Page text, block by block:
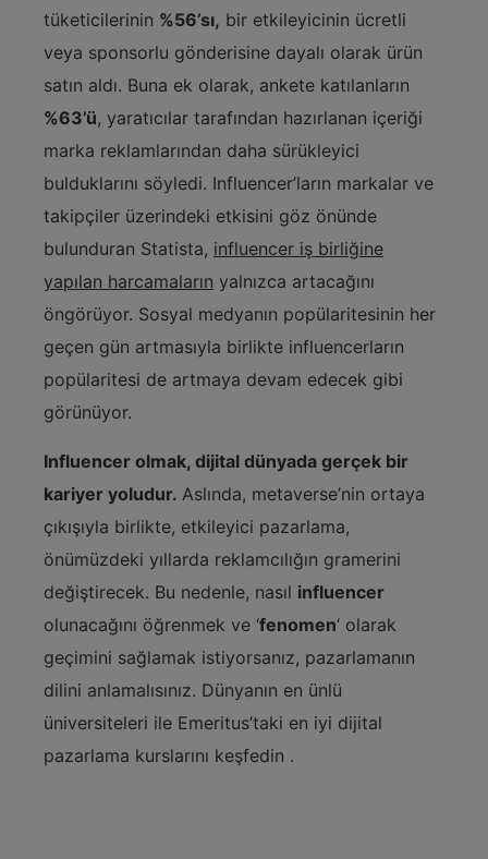
tüketicilerinin %56’sı, bir etkileyicinin ücretli
veya sponsorlu gönderisine dayalı olarak ürün
satın aldı. Buna ek olarak, ankete katılanların
%63’ü, yaratıcılar tarafından hazırlanan içeriği
marka reklamlarından daha sürükleyici
bulduklarını söyledi. Influencer’ların markalar ve
takipçiler üzerindeki etkisini göz önünde
bulunduran Statista, influencer iş birliğine
yapılan harcamaların yalnızca artacağını
öngörüyor. Sosyal medyanın popülaritesinin her
geçen gün artmasıyla birlikte influencerların
popülaritesi de artmaya devam edecek gibi
görünüyor.
Influencer olmak, dijital dünyada gerçek bir
kariyer yoludur. Aslında, metaverse’nin ortaya
çıkışıyla birlikte, etkileyici pazarlama,
önümüzdeki yıllarda reklamcılığın gramerini
değiştirecek. Bu nedenle, nasıl influencer
olunacağını öğrenmek ve ‘fenomen‘ olarak
geçimini sağlamak istiyorsanız, pazarlamanın
dilini anlamalısınız. Dünyanın en ünlü
üniversiteleri ile Emeritus’taki en iyi dijital
pazarlama kurslarını keşfedin .